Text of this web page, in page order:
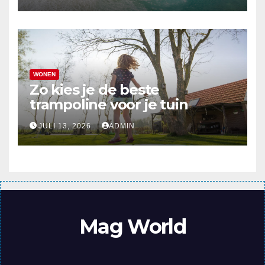
WONEN
Zo kies je de beste
trampoline voor je tuin
JULI 13, 2026 ADMIN
Mag World